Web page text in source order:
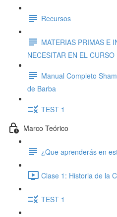
Recursos
MATERIAS PRIMAS E
NECESITAR EN EL CURSO
Manual Completo
de Barba
TEST 1
Marco Teórico
¿Que aprenderás en
Clase 1: Historia de la
TEST 1